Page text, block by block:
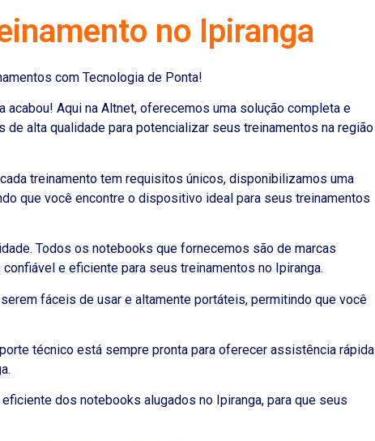
no Ipiranga
com Tecnologia de Ponta!
Aqui na Altnet, oferecemos uma solução completa e
alta qualidade para potencializar seus treinamentos na região
treinamento tem requisitos únicos, disponibilizamos uma
que você encontre o dispositivo ideal para seus treinamentos
Todos os notebooks que fornecemos são de marcas
e eficiente para seus treinamentos no Ipiranga.
fáceis de usar e altamente portáteis, permitindo que você
técnico está sempre pronta para oferecer assistência rápida
dos notebooks alugados no Ipiranga, para que seus